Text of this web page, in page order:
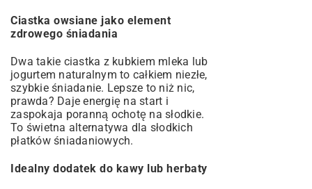
Ciastka owsiane jako element
zdrowego śniadania
Dwa takie ciastka z kubkiem mleka lub
jogurtem naturalnym to całkiem niezłe,
szybkie śniadanie. Lepsze to niż nic,
prawda? Daje energię na start i
zaspokaja poranną ochotę na słodkie.
To świetna alternatywa dla słodkich
płatków śniadaniowych.
Idealny dodatek do kawy lub herbaty